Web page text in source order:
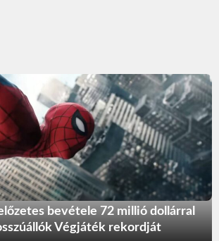
bevétele 72 millió dollárral
Végjáték rekordját